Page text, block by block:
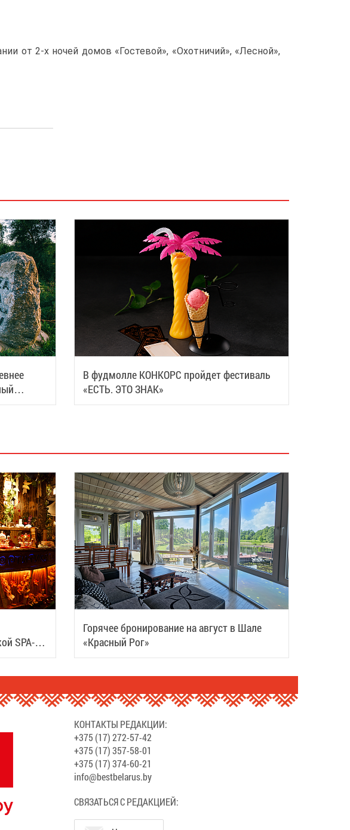
от 2-х ночей домов «Гостевой», «Охотничий», «Лесной»,
В фудмолле КОНКОРС пройдет фестиваль
«ЕСТЬ. ЭТО ЗНАК»
SPA-
Горячее бронирование на август в Шале
«Красный Рог»
КОНТАКТЫ РЕДАКЦИИ:
+375 (17) 272-57-42
+375 (17) 357-58-01
+375 (17) 374-60-21
info@bestbelarus.by
СВЯЗАТЬСЯ С РЕДАКЦИЕЙ: